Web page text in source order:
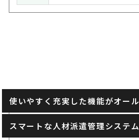
使いやすく充実した機能がオー
スマートな人材派遣管理システム